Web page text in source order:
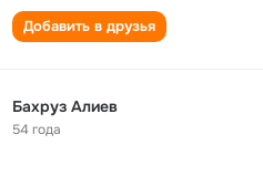
Добавить в друзья
Бахруз Алиев
54 года